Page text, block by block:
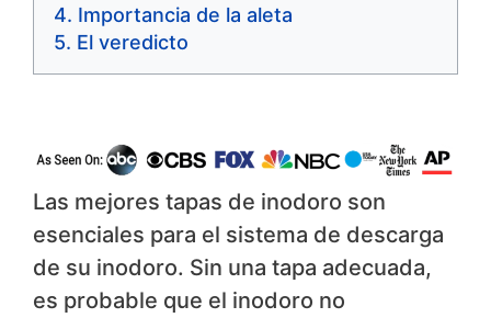
Importancia de la aleta
El veredicto
Las mejores tapas de inodoro son
esenciales para el sistema de descarga
de su inodoro. Sin una tapa adecuada,
es probable que el inodoro no